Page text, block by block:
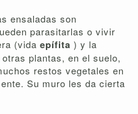
ensaladas son
parasitarlas o vivir
(vida epífita ) y la
plantas, en el suelo,
restos vegetales en
Su muro les da cierta